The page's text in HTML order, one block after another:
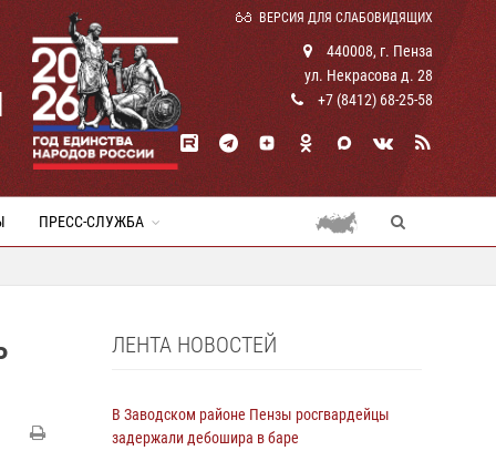
ВЕРСИЯ ДЛЯ СЛАБОВИДЯЩИХ
440008, г. Пенза
ул. Некрасова д. 28
+7 (8412) 68-25-58
ПРЕСС-СЛУЖБА
ЛЕНТА НОВОСТЕЙ
В Заводском районе Пензы росгвардейцы
задержали дебошира в баре